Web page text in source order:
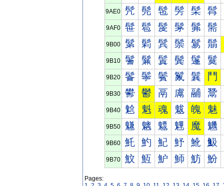
9AE0 髠 髡 髢 髣 髤 髥
9AF0 髰 髱 髲 髳 髴 髵
9B00 鬀 鬁 鬂 鬃 鬄 鬅
9B10 鬐 鬑 鬒 鬓 鬔 鬕
9B20 鬠 鬡 鬢 鬣 鬤 鬥
9B30 鬰 鬱 鬲 鬳 鬴 鬵
9B40 魀 魁 魂 魃 魄 魅
9B50 魐 魑 魒 魓 魔 魕
9B60 魠 魡 魢 魣 魤 魥
9B70 魰 魱 魲 魳 魴 魵
Pages: